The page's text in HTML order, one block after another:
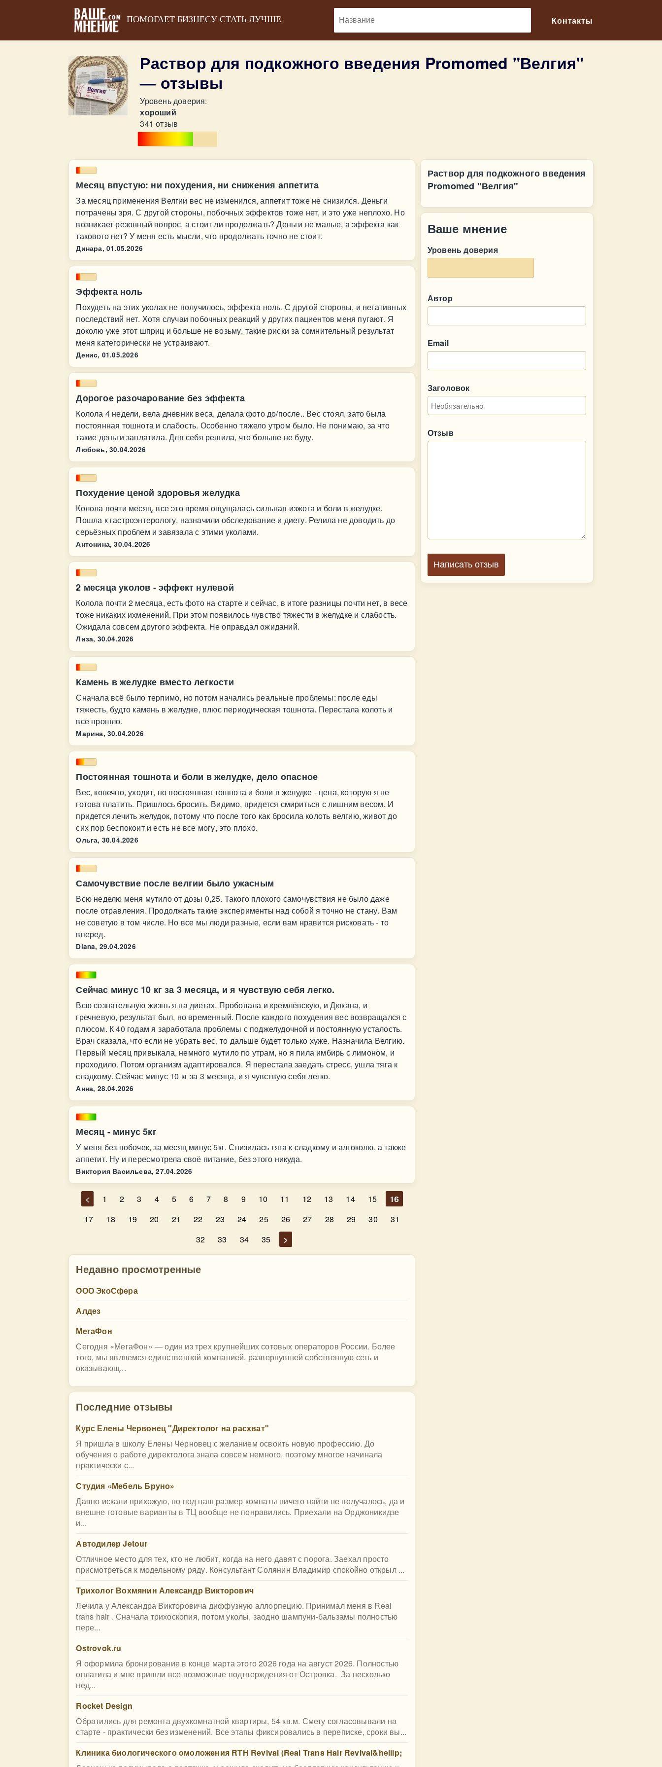
ПОМОГАЕТ БИЗНЕСУ СТАТЬ ЛУЧШЕ Контакты
Раствор для подкожного введения Promomed "Велгия"
— отзывы
Уровень доверия:
хороший
341 отзыв
Месяц впустую: ни похудения, ни снижения аппетита
За месяц применения Велгии вес не изменился, аппетит тоже не снизился. Деньги
потрачены зря. С другой стороны, побочных эффектов тоже нет, и это уже неплохо. Но
возникает резонный вопрос, а стоит ли продолжать? Деньги не малые, а эффекта как
такового нет? У меня есть мысли, что продолжать точно не стоит.
Динара, 01.05.2026
Эффекта ноль
Похудеть на этих уколах не получилось, эффекта ноль. С другой стороны, и негативных
последствий нет. Хотя случаи побочных реакций у других пациентов меня пугают. Я
доколю уже этот шприц и больше не возьму, такие риски за сомнительный результат
меня категорически не устраивают.
Денис, 01.05.2026
Дорогое разочарование без эффекта
Колола 4 недели, вела дневник веса, делала фото до/после.. Вес стоял, зато была
постоянная тошнота и слабость. Особенно тяжело утром было. Не понимаю, за что
такие деньги заплатила. Для себя решила, что больше не буду.
Любовь, 30.04.2026
Похудение ценой здоровья желудка
Колола почти месяц, все это время ощущалась сильная изжога и боли в желудке.
Пошла к гастроэнтерологу, назначили обследование и диету. Релила не доводить до
серьёзных проблем и завязала с этими уколами.
Антонина, 30.04.2026
2 месяца уколов - эффект нулевой
Колола почти 2 месяца, есть фото на старте и сейчас, в итоге разницы почти нет, в весе
тоже никаких ихменений. При этом появилось чувство тяжести в желудке и слабость.
Ожидала совсем другого эффекта. Не оправдал ожиданий.
Лиза, 30.04.2026
Камень в желудке вместо легкости
Сначала всё было терпимо, но потом начались реальные проблемы: после еды
тяжесть, будто камень в желудке, плюс периодическая тошнота. Перестала колоть и
все прошло.
Марина, 30.04.2026
Постоянная тошнота и боли в желудке, дело опасное
Вес, конечно, уходит, но постоянная тошнота и боли в желудке - цена, которую я не
готова платить. Пришлось бросить. Видимо, придется смириться с лишним весом. И
придется лечить желудок, потому что после того как бросила колоть велгию, живот до
сих пор беспокоит и есть не все могу, это плохо.
Ольга, 30.04.2026
Самочувствие после велгии было ужасным
Всю неделю меня мутило от дозы 0,25. Такого плохого самочувствия не было даже
после отравления. Продолжать такие эксперименты над собой я точно не стану. Вам
не советую в том числе. Но все мы люди разные, если вам нравится рисковать - то
вперед.
Diana, 29.04.2026
Сейчас минус 10 кг за 3 месяца, и я чувствую себя легко.
Всю сознательную жизнь я на диетах. Пробовала и кремлёвскую, и Дюкана, и
гречневую, результат был, но временный. После каждого похудения вес возвращался с
плюсом. К 40 годам я заработала проблемы с поджелудочной и постоянную усталость.
Врач сказала, что если не убрать вес, то дальше будет только хуже. Назначила Велгию.
Первый месяц привыкала, немного мутило по утрам, но я пила имбирь с лимоном, и
проходило. Потом организм адаптировался. Я перестала заедать стресс, ушла тяга к
сладкому. Сейчас минус 10 кг за 3 месяца, и я чувствую себя легко.
Анна, 28.04.2026
Месяц - минус 5кг
У меня без побочек, за месяц минус 5кг. Снизилась тяга к сладкому и алгоколю, а также
аппетит. Ну и пересмотрела своё питание, без этого никуда.
Виктория Васильева, 27.04.2026
< 1 2 3 4 5 6 7 8 9 10 11 12 13 14 15
16
17
18 19 20 21 22 23 24 25 26 27 28 29 30
31
32
33 34 35 >
Недавно просмотренные
ООО ЭкоСфера
Алдез
МегаФон
Сегодня «МегаФон» — один из трех крупнейших сотовых операторов России. Более
того, мы являемся единственной компанией, развернувшей собственную сеть и
оказывающ...
Последние отзывы
Курс Елены Червонец "Директолог на расхват"
Я пришла в школу Елены Черновец с желанием освоить новую профессию. До
обучения о работе директолога знала совсем немного, поэтому многое начинала
практически с...
Студия «Мебель Бруно»
Давно искали прихожую, но под наш размер комнаты ничего найти не получалось, да и
внешне готовые варианты в ТЦ вообще не понравились. Приехали на Орджоникидзе
и...
Автодилер Jetour
Отличное место для тех, кто не любит, когда на него давят с порога. Заехал просто
присмотреться к модельному ряду. Консультант Солянин Владимир спокойно открыл ...
Трихолог Вохмянин Александр Викторович
Лечила у Александра Викторовича диффузную аллорпецию. Принимал меня в Real
trans hair . Сначала трихоскопия, потом уколы, заодно шампуни-бальзамы полностью
пере...
Ostrovok.ru
Я оформила бронирование в конце марта этого 2026 года на август 2026. Полностью
оплатила и мне пришли все возможные подтверждения от Островка. За несколько
нед...
Rocket Design
Обратились для ремонта двухкомнатной квартиры, 54 кв.м. Смету согласовывали на
старте - практически без изменений. Все этапы фиксировались в переписке, сроки вы...
Клиника биологического омоложения RTH Revival (Real Trans Hair Revival&hellip;
Раствор для подкожного введения
Promomed "Велгия"
Ваше мнение
Уровень доверия
Автор
Email
Заголовок
Отзыв
Написать отзыв